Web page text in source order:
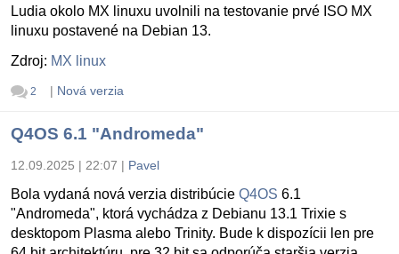
Ludia okolo MX linuxu uvolnili na testovanie prvé ISO MX
linuxu postavené na Debian 13.
Zdroj: MX linux
2 | Nová verzia
Q4OS 6.1 "Andromeda"
12.09.2025 | 22:07 | Pavel
Bola vydaná nová verzia distribúcie Q4OS 6.1
"Andromeda", ktorá vychádza z Debianu 13.1 Trixie s
desktopom Plasma alebo Trinity. Bude k dispozícii len pre